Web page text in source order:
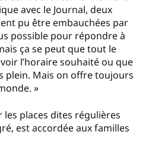
avec le Journal, deux
pu être embauchées par
possible pour répondre à
ça se peut que tout le
l’horaire souhaité ou que
plein. Mais on offre toujours
»
places dites régulières
est accordée aux familles